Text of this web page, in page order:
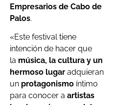
Empresarios de Cabo de
Palos.
«Este festival tiene
intención de hacer que
la música, la cultura y un
hermoso lugar adquieran
un protagonismo íntimo
para conocer a artistas